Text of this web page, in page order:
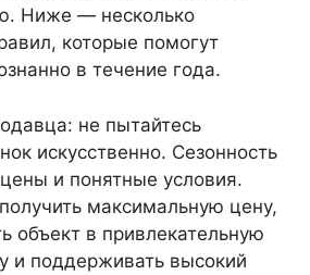
Ниже — несколько
которые помогут
в течение года.
не пытайтесь
искусственно. Сезонность
и понятные условия.
максимальную цену,
объект в привлекательную
и поддерживать высокий